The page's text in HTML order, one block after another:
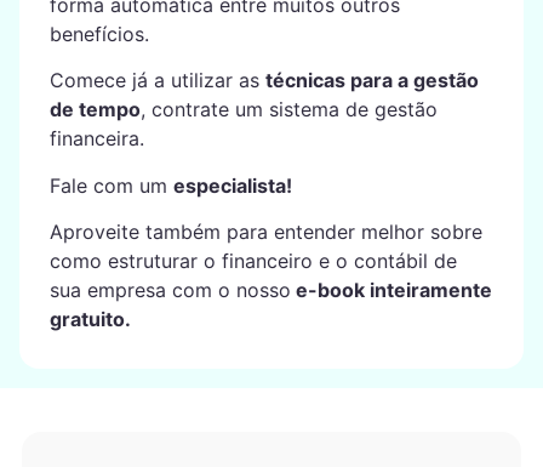
benefícios.
Comece já a utilizar as técnicas para a gestão
de tempo, contrate um sistema de gestão
financeira.
Fale com um especialista!
Aproveite também para entender melhor sobre
como estruturar o financeiro e o contábil de
sua empresa com o nosso e-book inteiramente
gratuito.